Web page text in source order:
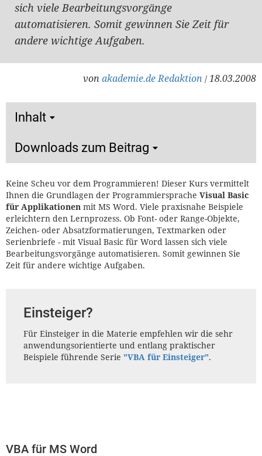
sich viele Bearbeitungsvorgänge
automatisieren. Somit gewinnen Sie Zeit für
andere wichtige Aufgaben.
von akademie.de Redaktion / 18.03.2008
Inhalt
Downloads zum Beitrag
Keine Scheu vor dem Programmieren! Dieser Kurs vermittelt
Ihnen die Grundlagen der Programmiersprache Visual Basic
für Applikationen mit MS Word. Viele praxisnahe Beispiele
erleichtern den Lernprozess. Ob Font- oder Range-Objekte,
Zeichen- oder Absatzformatierungen, Textmarken oder
Serienbriefe - mit Visual Basic für Word lassen sich viele
Bearbeitungsvorgänge automatisieren. Somit gewinnen Sie
Zeit für andere wichtige Aufgaben.
Einsteiger?
Für Einsteiger in die Materie empfehlen wir die sehr
anwendungsorientierte und entlang praktischer
Beispiele führende Serie "VBA für Einsteiger".
VBA für MS Word